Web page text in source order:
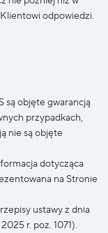
odpowiedzi.
są objęte gwarancją
przypadkach,
nie są objęte
dotycząca
na Stronie
ustawy z dnia
r. poz. 1071).